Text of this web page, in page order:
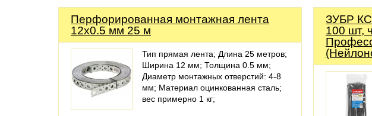
Перфорированная монтажная лента
12х0.5 мм 25 м
Тип прямая лента; Длина 25 метров;
Ширина 12 мм; Толщина 0.5 мм;
Диаметр монтажных отверстий: 4-8
мм; Материал оцинкованная сталь;
вес примерно 1 кг;
ЗУБР
100 шт,